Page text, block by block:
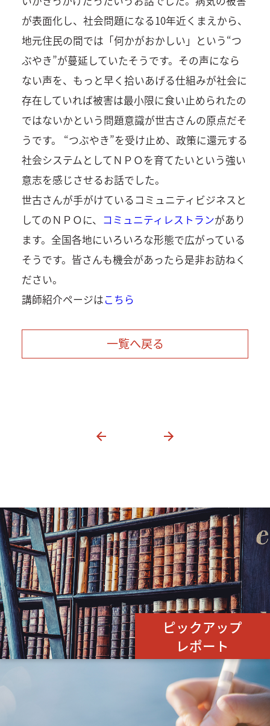
が表面化し、社会問題になる10年近くまえから、
地元住民の間では「何かがおかしい」という“つ
ぶやき”が蔓延していたそうです。その声になら
ない声を、もっと早く拾いあげる仕組みが社会に
存在していれば被害は最小限に食い止められたの
ではないかという問題意識が世古さんの原点だそ
うです。 “つぶやき”を受け止め、政策に還元する
社会システムとしてＮＰＯを育てたいという強い
意志を感じさせるお話でした。
世古さんが手がけているコミュニティビジネスと
してのＮＰＯに、 コミュニティレストランがあり
ます。全国各地にいろいろな形態で広がっている
そうです。皆さんも機会があったら是非お訪ねく
ださい。
講師紹介ページはこちら
一覧へ戻る
ピックアップ
レポート